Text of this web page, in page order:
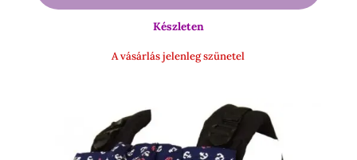
-
Készleten
A vásárlás jelenleg szünetel